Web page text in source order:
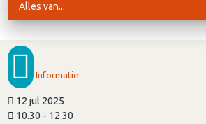
Alles van...
Informatie
12 jul 2025
10.30 - 12.30